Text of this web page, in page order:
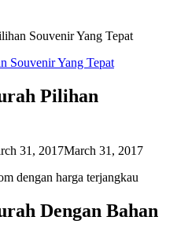
Souvenir Yang Tepat
Pilihan
31, 2017March 31, 2017
dengan harga terjangkau
Dengan Bahan